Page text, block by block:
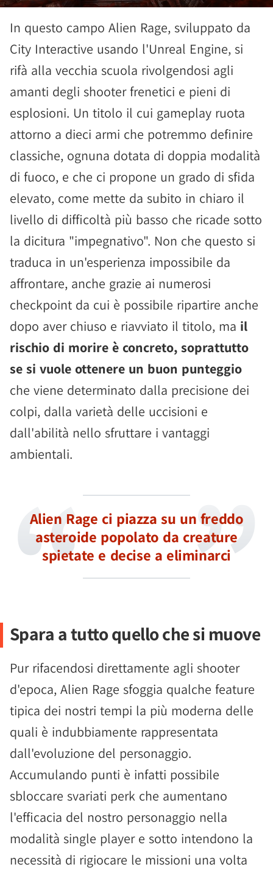
In questo campo Alien Rage, sviluppato da
City Interactive usando l'Unreal Engine, si
rifà alla vecchia scuola rivolgendosi agli
amanti degli shooter frenetici e pieni di
esplosioni. Un titolo il cui gameplay ruota
attorno a dieci armi che potremmo definire
classiche, ognuna dotata di doppia modalità
di fuoco, e che ci propone un grado di sfida
elevato, come mette da subito in chiaro il
livello di difficoltà più basso che ricade sotto
la dicitura "impegnativo". Non che questo si
traduca in un'esperienza impossibile da
affrontare, anche grazie ai numerosi
checkpoint da cui è possibile ripartire anche
dopo aver chiuso e riavviato il titolo, ma il
rischio di morire è concreto, soprattutto
se si vuole ottenere un buon punteggio
che viene determinato dalla precisione dei
colpi, dalla varietà delle uccisioni e
dall'abilità nello sfruttare i vantaggi
ambientali.
Alien Rage ci piazza su un freddo
asteroide popolato da creature
spietate e decise a eliminarci
Spara a tutto quello che si muove
Pur rifacendosi direttamente agli shooter
d'epoca, Alien Rage sfoggia qualche feature
tipica dei nostri tempi la più moderna delle
quali è indubbiamente rappresentata
dall'evoluzione del personaggio.
Accumulando punti è infatti possibile
sbloccare svariati perk che aumentano
l'efficacia del nostro personaggio nella
modalità single player e sotto intendono la
necessità di rigiocare le missioni una volta